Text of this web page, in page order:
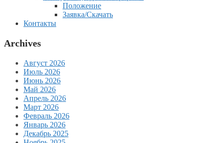
Положение
Заявка/Скачать
Контакты
Archives
Август 2026
Июль 2026
Июнь 2026
Май 2026
Апрель 2026
Март 2026
Февраль 2026
Январь 2026
Декабрь 2025